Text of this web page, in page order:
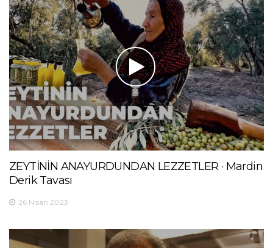
ZEYTİNİN ANAYURDUNDAN LEZZETLER · Mardin
Derik Tavası
26 Nisan 2023